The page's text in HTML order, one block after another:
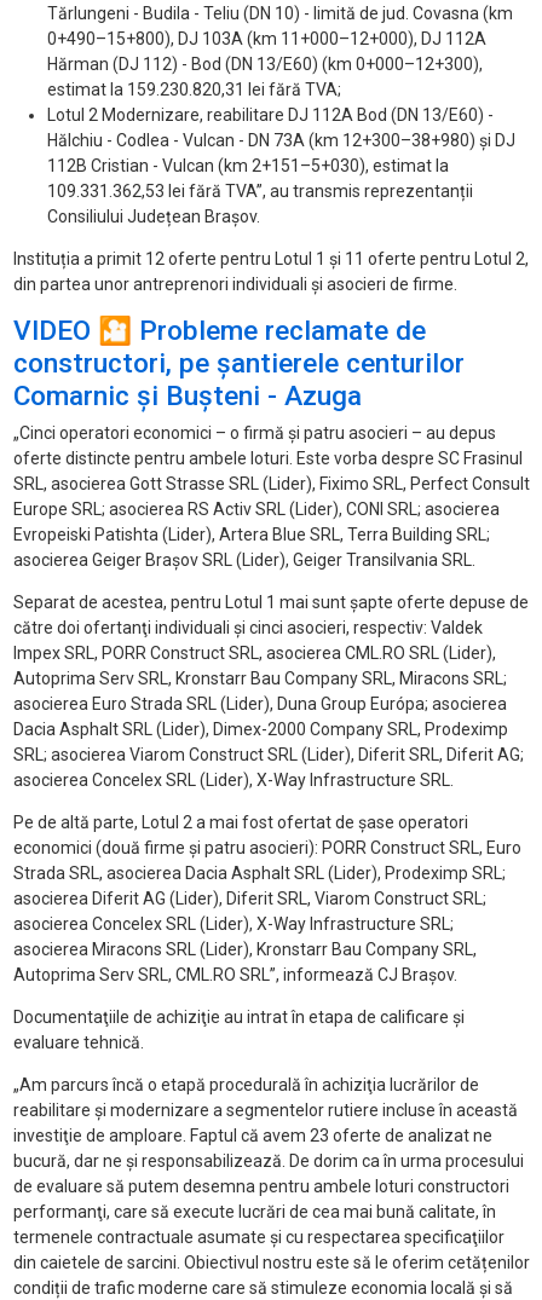
Tărlungeni - Budila - Teliu (DN 10) - limită de jud. Covasna (km
0+490–15+800), DJ 103A (km 11+000–12+000), DJ 112A
Hărman (DJ 112) - Bod (DN 13/E60) (km 0+000–12+300),
estimat la 159.230.820,31 lei fără TVA;
Lotul 2 Modernizare, reabilitare DJ 112A Bod (DN 13/E60) -
Hălchiu - Codlea - Vulcan - DN 73A (km 12+300–38+980) și DJ
112B Cristian - Vulcan (km 2+151–5+030), estimat la
109.331.362,53 lei fără TVA”, au transmis reprezentanții
Consiliului Județean Brașov.
Instituția a primit 12 oferte pentru Lotul 1 şi 11 oferte pentru Lotul 2,
din partea unor antreprenori individuali şi asocieri de firme.
VIDEO 🎦 Probleme reclamate de
constructori, pe șantierele centurilor
Comarnic și Bușteni - Azuga
„Cinci operatori economici – o firmă şi patru asocieri – au depus
oferte distincte pentru ambele loturi. Este vorba despre SC Frasinul
SRL, asocierea Gott Strasse SRL (Lider), Fiximo SRL, Perfect Consult
Europe SRL; asocierea RS Activ SRL (Lider), CONI SRL; asocierea
Evropeiski Patishta (Lider), Artera Blue SRL, Terra Building SRL;
asocierea Geiger Braşov SRL (Lider), Geiger Transilvania SRL.
Separat de acestea, pentru Lotul 1 mai sunt şapte oferte depuse de
către doi ofertanţi individuali şi cinci asocieri, respectiv: Valdek
Impex SRL, PORR Construct SRL, asocierea CML.RO SRL (Lider),
Autoprima Serv SRL, Kronstarr Bau Company SRL, Miracons SRL;
asocierea Euro Strada SRL (Lider), Duna Group Európa; asocierea
Dacia Asphalt SRL (Lider), Dimex-2000 Company SRL, Prodeximp
SRL; asocierea Viarom Construct SRL (Lider), Diferit SRL, Diferit AG;
asocierea Concelex SRL (Lider), X-Way Infrastructure SRL.
Pe de altă parte, Lotul 2 a mai fost ofertat de şase operatori
economici (două firme şi patru asocieri): PORR Construct SRL, Euro
Strada SRL, asocierea Dacia Asphalt SRL (Lider), Prodeximp SRL;
asocierea Diferit AG (Lider), Diferit SRL, Viarom Construct SRL;
asocierea Concelex SRL (Lider), X-Way Infrastructure SRL;
asocierea Miracons SRL (Lider), Kronstarr Bau Company SRL,
Autoprima Serv SRL, CML.RO SRL”, informează CJ Brașov.
Documentaţiile de achiziţie au intrat în etapa de calificare şi
evaluare tehnică.
„Am parcurs încă o etapă procedurală în achiziţia lucrărilor de
reabilitare şi modernizare a segmentelor rutiere incluse în această
investiţie de amploare. Faptul că avem 23 oferte de analizat ne
bucură, dar ne și responsabilizează. De dorim ca în urma procesului
de evaluare să putem desemna pentru ambele loturi constructori
performanţi, care să execute lucrări de cea mai bună calitate, în
termenele contractuale asumate şi cu respectarea specificaţiilor
din caietele de sarcini. Obiectivul nostru este să le oferim cetățenilor
condiții de trafic moderne care să stimuleze economia locală şi să